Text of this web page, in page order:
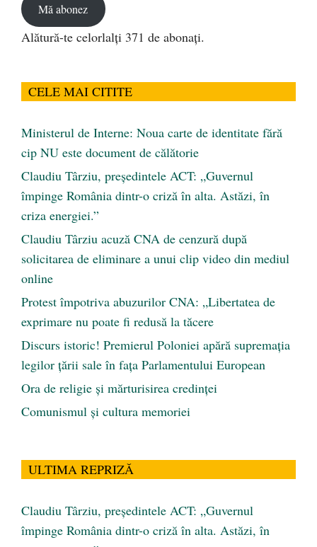
Mă abonez
Alătură-te celorlalți 371 de abonați.
CELE MAI CITITE
Ministerul de Interne: Noua carte de identitate fără
cip NU este document de călătorie
Claudiu Târziu, președintele ACT: „Guvernul
împinge România dintr-o criză în alta. Astăzi, în
criza energiei.”
Claudiu Târziu acuză CNA de cenzură după
solicitarea de eliminare a unui clip video din mediul
online
Protest împotriva abuzurilor CNA: „Libertatea de
exprimare nu poate fi redusă la tăcere
Discurs istoric! Premierul Poloniei apără supremația
legilor țării sale în fața Parlamentului European
Ora de religie şi mărturisirea credinţei
Comunismul şi cultura memoriei
ULTIMA REPRIZĂ
Claudiu Târziu, președintele ACT: „Guvernul
împinge România dintr-o criză în alta. Astăzi, în